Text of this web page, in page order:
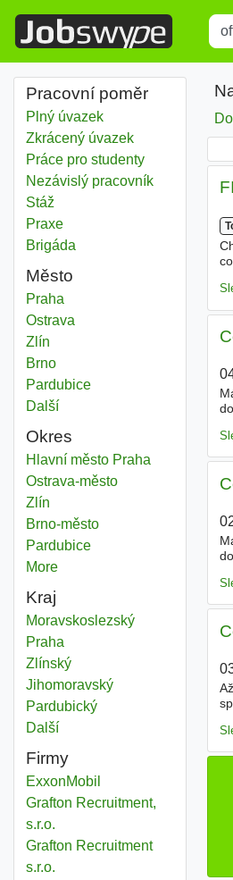
Pracovní poměr
Plný úvazek
Zkrácený úvazek
Práce pro studenty
Nezávislý pracovník
Stáž
Praxe
Brigáda
Město
Office controller
Praha
Office controller
Ostrava
Office controller
Zlín
Office controller
Brno
Office controller
Pardubice
Dalšíměsta
Okres
Office controller
Hlavní město Praha
Office controller
Ostrava-městoOkres
Office controller
Zlín
Office controller
Brno-městoOkres
Office controller
PardubiceOkres
Moredistricts
Kraj
Office controller
MoravskoslezskýKraj
Office controller
Praha
Office controller
ZlínskýKraj
Office controller
JihomoravskýKraj
Office controller
PardubickýKraj
Dalšíkraj
Firmy
ExxonMobil
Grafton Recruitment,
s.r.o.
Grafton Recruitment
s.r.o.